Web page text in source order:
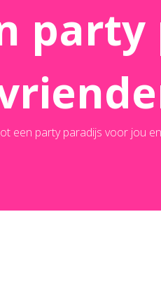
een party paradijs voor jou